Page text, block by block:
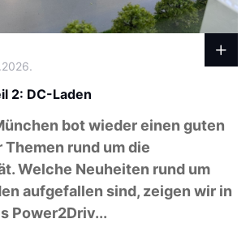
2: DC-Laden
bot wieder einen guten
rund um die
Welche Neuheiten rund um
aufgefallen sind, zeigen wir in
Power2Driv...